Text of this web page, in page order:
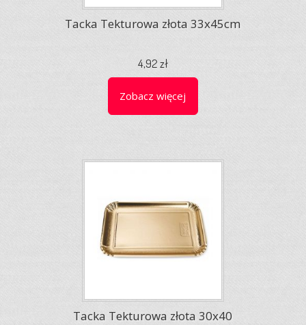
Tacka Tekturowa złota 33x45cm
4,92 zł
Zobacz więcej
Tacka Tekturowa złota 30x40